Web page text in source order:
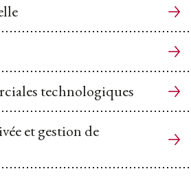
technologiques
et gestion de